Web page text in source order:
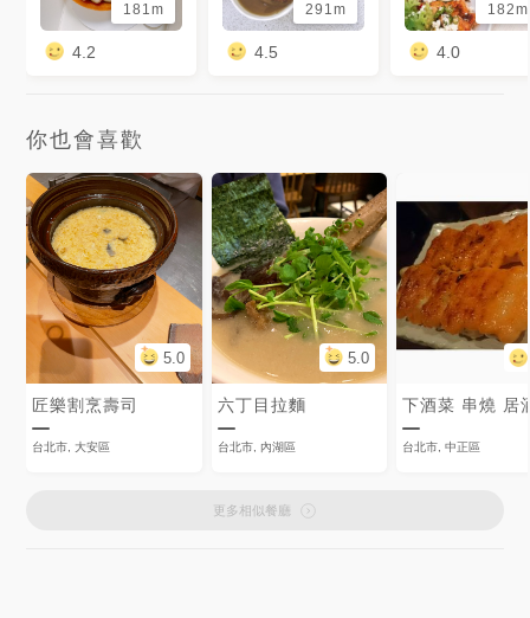
181m
4.2
291m
4.5
182m
4.0
你也會喜歡
5.0
匠樂割烹壽司
台北市, 大安區
5.0
六丁目拉麵
台北市, 內湖區
下酒菜 串燒 居
台北市, 中正區
更多相似餐廳